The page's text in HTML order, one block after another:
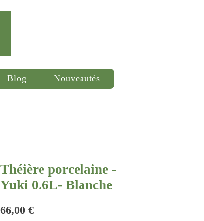
Blog Nouveautés
Théière porcelaine -
Yuki 0.6L- Blanche
66,00 €Prix